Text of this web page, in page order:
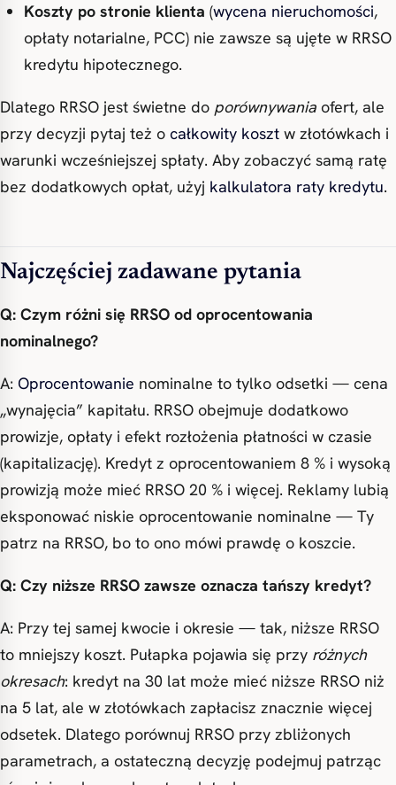
Koszty po stronie klienta (wycena nieruchomości,
opłaty notarialne, PCC) nie zawsze są ujęte w RRSO
kredytu hipotecznego.
Dlatego RRSO jest świetne do porównywania ofert, ale
przy decyzji pytaj też o całkowity koszt w złotówkach i
warunki wcześniejszej spłaty. Aby zobaczyć samą ratę
bez dodatkowych opłat, użyj kalkulatora raty kredytu.
Najczęściej zadawane pytania
Q: Czym różni się RRSO od oprocentowania
nominalnego?
A: Oprocentowanie nominalne to tylko odsetki — cena
„wynajęcia” kapitału. RRSO obejmuje dodatkowo
prowizje, opłaty i efekt rozłożenia płatności w czasie
(kapitalizację). Kredyt z oprocentowaniem 8 % i wysoką
prowizją może mieć RRSO 20 % i więcej. Reklamy lubią
eksponować niskie oprocentowanie nominalne — Ty
patrz na RRSO, bo to ono mówi prawdę o koszcie.
Q: Czy niższe RRSO zawsze oznacza tańszy kredyt?
A: Przy tej samej kwocie i okresie — tak, niższe RRSO
to mniejszy koszt. Pułapka pojawia się przy różnych
okresach: kredyt na 30 lat może mieć niższe RRSO niż
na 5 lat, ale w złotówkach zapłacisz znacznie więcej
odsetek. Dlatego porównuj RRSO przy zbliżonych
parametrach, a ostateczną decyzję podejmuj patrząc